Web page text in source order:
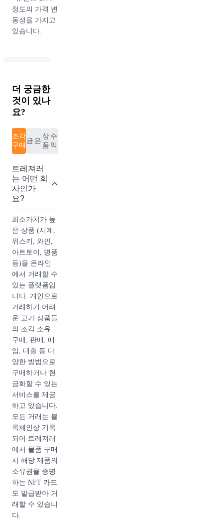
다. 일반적으로
S/S (봄/여름)
과 F/W (가을/
합니다. 주요
제품군으로는
의류, 가방, 액
세서리, 신발
등이 있으며 디
자이너의 스타
일과 색채, 패
로 구성됩니다.
샤넬은 프리-
컬렉션과 미니
하기도 합니다.
프리-컬렉션은
메인 컬렉션보
다 일찍 발표되
며, 주로 고객
들의 즉각적인
반응을 보고 디
자인 개선 및
보완하는 데 활
용되며 미니 컬
렉션은 대개 특
정 테마나 컬
러, 소재 등을
중심으로 구성
되어 한정판으
로 제작됩니다.
샤넬 시즌백은
한정판으로 제
작되기 때문에
수량이 한정적
이며, 수요가
높아 샤넬 매장
에서 구하기 어
려울 수도 있습
니다. 뿐만 아
니라, 매 시즌
마다 새로운 디
자인과 소재로
정도의 가격 변
동성을 가지고
있습니다.
더 궁금한
것이 있나
요?
조각
구매
금 은
상
품
수
익
트레져러
는 어떤 회
사인가
요?
희소가치가 높
은 상품 (시계,
위스키, 와인,
아트토이, 명품
등)을 온라인
에서 거래할 수
있는 플랫폼입
니다. 개인으로
거래하기 어려
운 고가 상품들
의 조각 소유
구매, 판매, 매
입, 대출 등 다
양한 방법으로
구매하거나 현
금화할 수 있는
서비스를 제공
하고 있습니다.
모든 거래는 블
록체인상 기록
되어 트레져러
에서 물품 구매
시 해당 제품의
소유권을 증명
하는 NFT 카드
도 발급받아 거
래할 수 있습니
다.